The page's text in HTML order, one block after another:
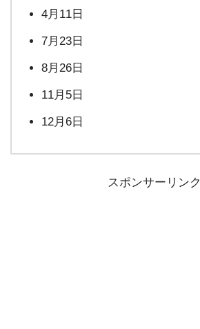
4月11日
7月23日
8月26日
11月5日
12月6日
スポンサーリンク